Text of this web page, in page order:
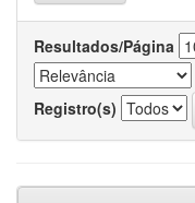
Resultados/Página
Registro(s)